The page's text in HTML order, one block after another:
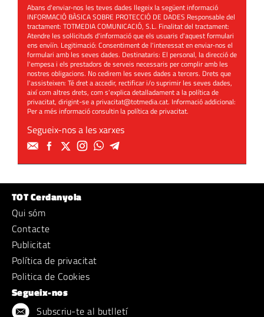
Abans d'enviar-nos les teves dades llegeix la següent informació
INFORMACIÓ BÀSICA SOBRE PROTECCIÓ DE DADES Responsable del
tractament: TOTMEDIA COMUNICACIÓ, S.L. Finalitat del tractament:
Atendre les sol·licituds d'informació que els usuaris d'aquest formulari
ens enviïn. Legitimació: Consentiment de l'interessat en enviar-nos el
formulari amb les seves dades. Destinataris: El personal, la direcció de
l'empesa i els prestadors de serveis necessaris per complir amb les
nostres obligacions. No cedirem les seves dades a tercers. Drets que
l'assisteixen: Té dret a accedir, rectificar i/o suprimir les seves dades,
així com altres drets, com s'explica detalladament a la política de
privacitat, dirigint-se aprivacitat@totmedia.cat. Informació addicional:
Per a més informació consultin lapolítica de privacitat.
Segueix-nos a les xarxes
TOT Cerdanyola
Qui sóm
Contacte
Publicitat
Política de privacitat
Politica de Cookies
Segueix-nos
Subscriu-te al butlletí